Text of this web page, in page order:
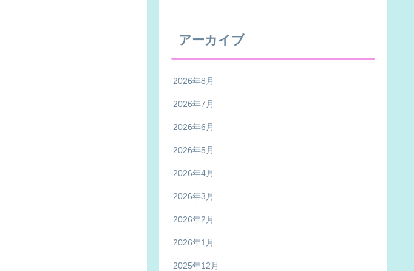
アーカイブ
2026年8月
2026年7月
2026年6月
2026年5月
2026年4月
2026年3月
2026年2月
2026年1月
2025年12月